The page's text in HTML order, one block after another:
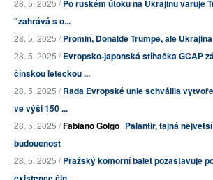
28. 5. 2025 /Po ruském útoku na Ukrajinu varuje
"zahrává s o...
28. 5. 2025 /Promiň, Donalde Trumpe, ale
28. 5. 2025 /Evropsko-japonská stíhačka GCAP
čínskou leteckou ...
28. 5. 2025 /Rada Evropské unie schválila
ve výši 150 ...
28. 5. 2025 /Fabiano Golgo Palantir, tajná
budoucnost
28. 5. 2025 /Pražský komorní balet pozastavuje